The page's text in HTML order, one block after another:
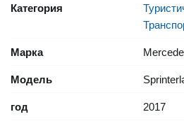
Категория
Марка
Модель
год 2017